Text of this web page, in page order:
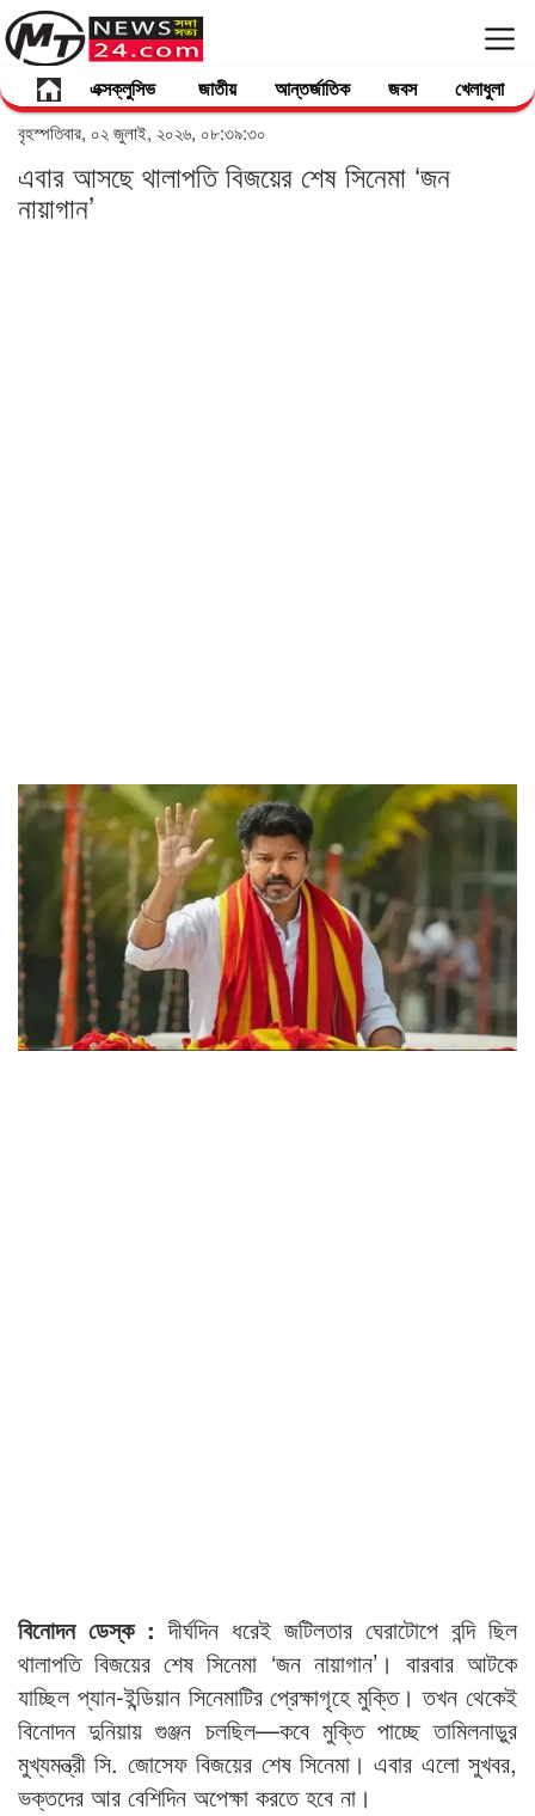
এক্সক্লুসিভ জাতীয় আন্তর্জাতিক জবস খেলাধুলা
বৃহস্পতিবার, ০২ জুলাই, ২০২৬, ০৮:৩৯:৩০
এবার আসছে থালাপতি বিজয়ের শেষ সিনেমা ‘জন
নায়াগান’
বিনোদন ডেস্ক :দীর্ঘদিন ধরেই জটিলতার ঘেরাটোপে বন্দি ছিল
থালাপতি বিজয়ের শেষ সিনেমা ‘জন নায়াগান’। বারবার আটকে
যাচ্ছিল প্যান-ইন্ডিয়ান সিনেমাটির প্রেক্ষাগৃহে মুক্তি। তখন থেকেই
বিনোদন দুনিয়ায় গুঞ্জন চলছিল—কবে মুক্তি পাচ্ছে তামিলনাড়ুর
মুখ্যমন্ত্রী সি. জোসেফ বিজয়ের শেষ সিনেমা। এবার এলো সুখবর,
ভক্তদের আর বেশিদিন অপেক্ষা করতে হবে না।